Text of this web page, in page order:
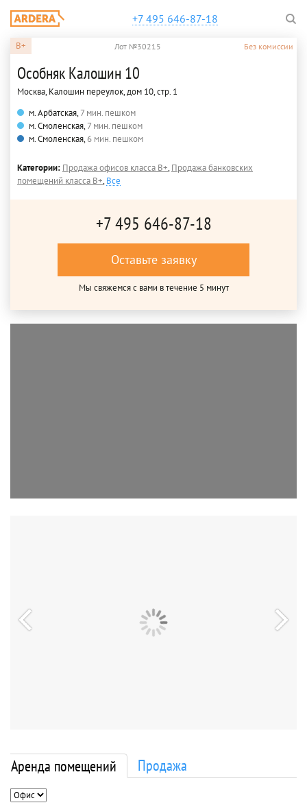
+7 495 646-87-18
B+ Лот №30215 Без комиссии
Особняк Калошин 10
Москва, Калошин переулок, дом 10, стр. 1
м. Арбатская,7 мин. пешком
м. Смоленская,7 мин. пешком
м. Смоленская,6 мин. пешком
Категории: Продажа офисов класса B+,Продажа банковских
помещений класса B+,Все
+7 495 646-87-18
Оставьте заявку
Мы свяжемся с вами в течение 5 минут
Аренда помещений Продажа